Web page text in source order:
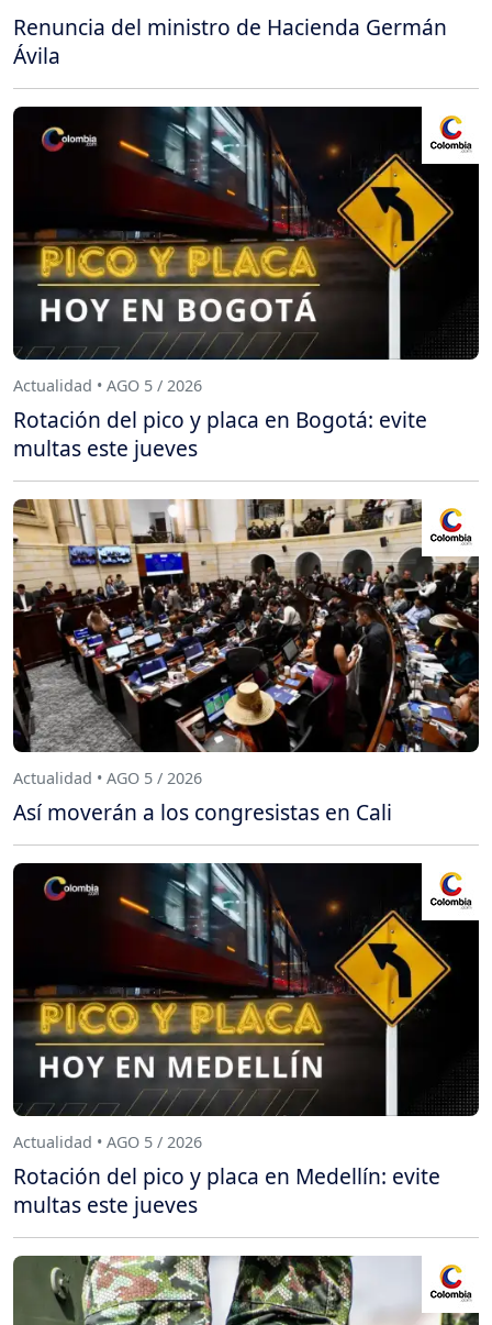
Renuncia del ministro de Hacienda Germán
Ávila
Actualidad • AGO 5 / 2026
Rotación del pico y placa en Bogotá: evite
multas este jueves
Actualidad • AGO 5 / 2026
Así moverán a los congresistas en Cali
Actualidad • AGO 5 / 2026
Rotación del pico y placa en Medellín: evite
multas este jueves